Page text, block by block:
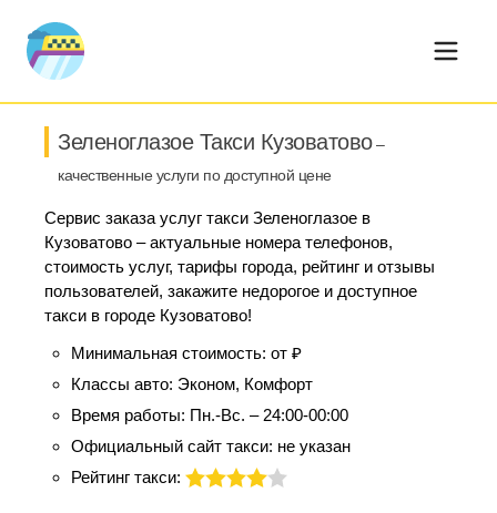
Зеленоглазое Такси Кузоватово–
качественные услуги по доступной цене
Сервис заказа услуг такси Зеленоглазое в
Кузоватово – актуальные номера телефонов,
стоимость услуг, тарифы города, рейтинг и отзывы
пользователей, закажите недорогое и доступное
такси в городе Кузоватово!
Минимальная стоимость: от ₽
Классы авто: Эконом, Комфорт
Время работы: Пн.-Вс. – 24:00-00:00
Официальный сайт такси: не указан
Рейтинг такси: